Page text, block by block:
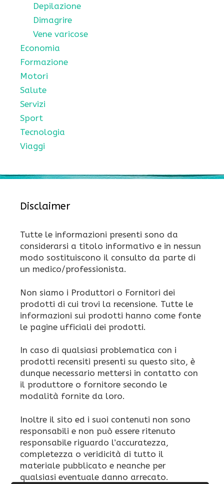
Depilazione
Dimagrire
Vene varicose
Economia
Formazione
Motori
Salute
Servizi
Sport
Tecnologia
Viaggi
Disclaimer
Tutte le informazioni presenti sono da
considerarsi a titolo informativo e in nessun
modo sostituiscono il consulto da parte di
un medico/professionista.
Non siamo i Produttori o Fornitori dei
prodotti di cui trovi la recensione. Tutte le
informazioni sui prodotti hanno come fonte
le pagine ufficiali dei prodotti.
In caso di qualsiasi problematica con i
prodotti recensiti presenti su questo sito, è
dunque necessario mettersi in contatto con
il produttore o fornitore secondo le
modalità fornite da loro.
Inoltre il sito ed i suoi contenuti non sono
responsabili e non può essere ritenuto
responsabile riguardo l’accuratezza,
completezza o veridicità di tutto il
materiale pubblicato e neanche per
qualsiasi eventuale danno arrecato.